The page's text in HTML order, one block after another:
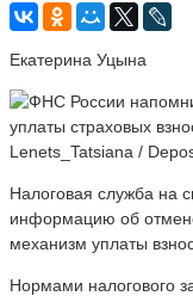
Екатерина Уцына
Lenets_Tatsiana /
Налоговая служба на
информацию об
механизм уплаты
Нормами налогового